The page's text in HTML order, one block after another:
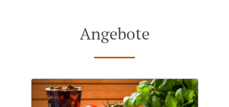
Angebote